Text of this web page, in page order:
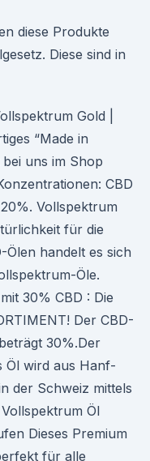
diese Produkte
Diese sind in
Gold |
“Made in
uns im Shop
CBD
Vollspektrum
für die
Ölen handelt es sich
Öle.
30% CBD : Die
Der CBD-
30%.Der
Öl wird aus Hanf­
der Schweiz mit­tels
Öl
Dieses Premium
für alle